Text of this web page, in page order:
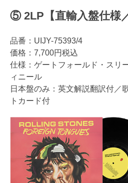
⑤ 2LP【直輸入盤仕様
品番：UIJY-75393/4
価格：7,700円税込
仕様：ゲートフォールド・スリ
ィニール
日本盤のみ：英文解説翻訳付／
トカード付